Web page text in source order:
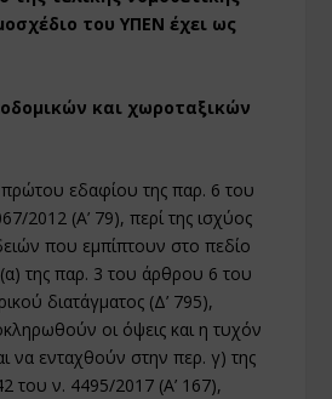
του ΥΠΕΝ έχει ως
και χωροταξικών
εδαφίου της παρ. 6 του
2012 (Α’ 79), περί της ισχύος
που εμπίπτουν στο πεδίο
της παρ. 3 του άρθρου 6 του
διατάγματος (Δ’ 795),
οι όψεις και η τυχόν
να ενταχθούν στην περ. γ) της
του ν. 4495/2017 (Α’ 167),